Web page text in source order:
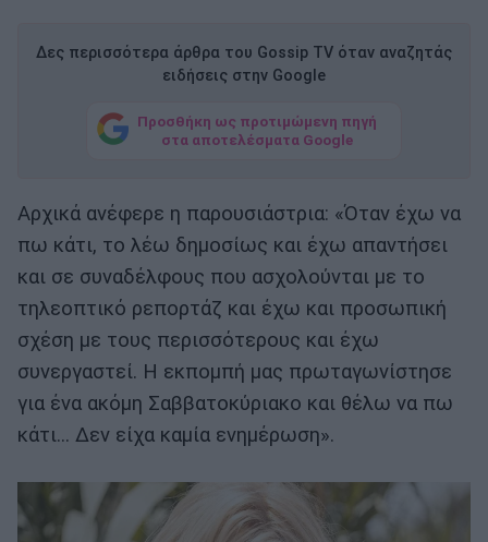
Δες περισσότερα άρθρα του Gossip TV όταν αναζητάς
ειδήσεις στην Google
Προσθήκη ως προτιμώμενη πηγή
στα αποτελέσματα Google
Αρχικά ανέφερε η παρουσιάστρια: «Όταν έχω να
πω κάτι, το λέω δημοσίως και έχω απαντήσει
και σε συναδέλφους που ασχολούνται με το
τηλεοπτικό ρεπορτάζ και έχω και προσωπική
σχέση με τους περισσότερους και έχω
συνεργαστεί. H εκπομπή μας πρωταγωνίστησε
για ένα ακόμη Σαββατοκύριακο και θέλω να πω
κάτι… Δεν είχα καμία ενημέρωση».